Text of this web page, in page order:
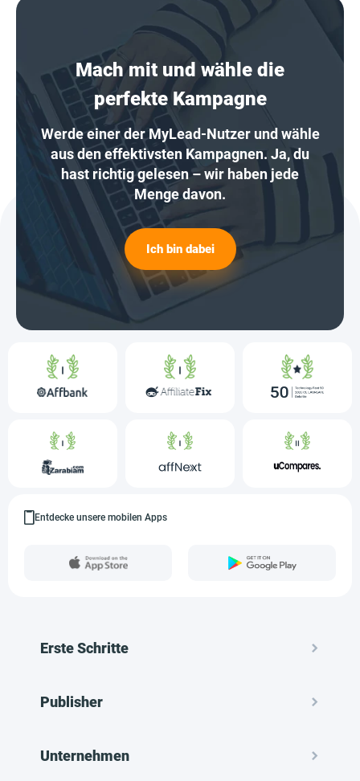
Mach mit und wähle die
perfekte Kampagne
Werde einer der MyLead-Nutzer und wähle
aus den effektivsten Kampagnen. Ja, du
hast richtig gelesen – wir haben jede
Menge davon.
Ich bin dabei
Entdecke unsere mobilen Apps
Erste Schritte
Publisher
Unternehmen